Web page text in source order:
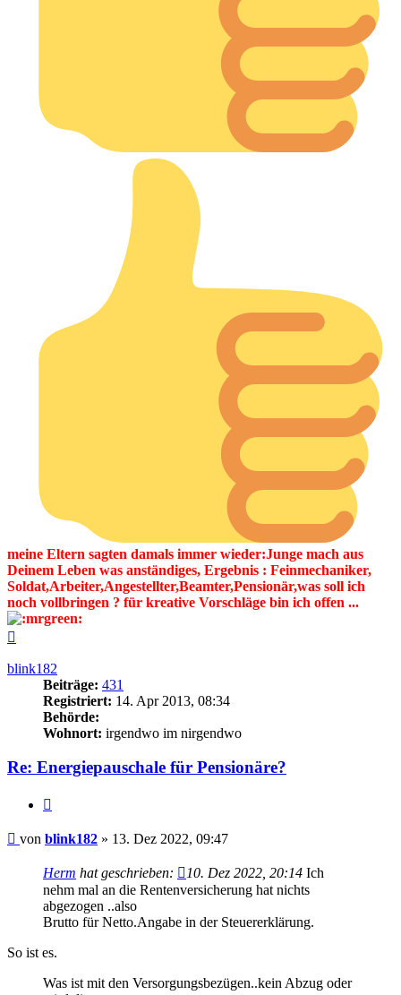
meine Eltern sagten damals immer wieder:Junge mach aus
Deinem Leben was anständiges, Ergebnis : Feinmechaniker,
Soldat,Arbeiter,Angestellter,Beamter,Pensionär,was soll ich
noch vollbringen ? für kreative Vorschläge bin ich offen ...
blink182
Beiträge: 431
Registriert: 14. Apr 2013, 08:34
Behörde:
Wohnort: irgendwo im nirgendwo
Re: Energiepauschale für Pensionäre?
Beitrag
von blink182 » 13. Dez 2022, 09:47
Herm hat geschrieben: 10. Dez 2022, 20:14 Ich
nehm mal an die Rentenversicherung hat nichts
abgezogen ..also
Brutto für Netto.Angabe in der Steuererklärung.
So ist es.
Was ist mit den Versorgungsbezügen..kein Abzug oder